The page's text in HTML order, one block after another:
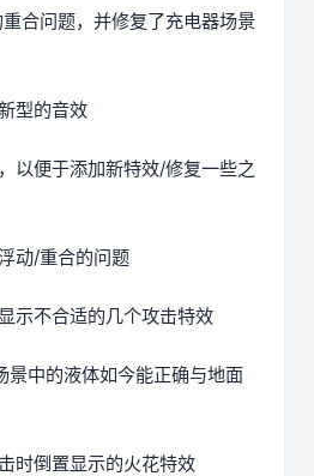
合问题，并修复了充电器场景
型的音效
以便于添加新特效/修复一些之
动/重合的问题
示不合适的几个攻击特效
景中的液体如今能正确与地面
时倒置显示的火花特效